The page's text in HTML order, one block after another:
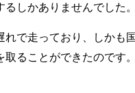
しかありませんでした。
れで走っており、しかも
取ることができたのです